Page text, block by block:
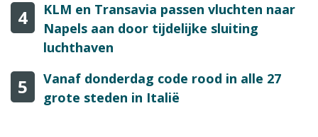
4
KLM en Transavia passen vluchten naar
Napels aan door tijdelijke sluiting
luchthaven
5
Vanaf donderdag code rood in alle 27
grote steden in Italië